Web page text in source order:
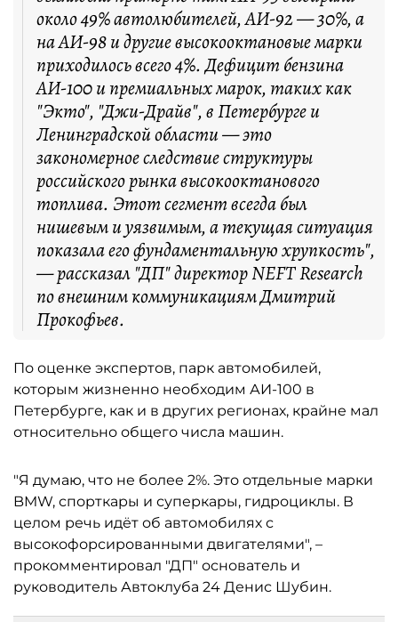
около 49% автолюбителей, АИ-92 — 30%, а
на АИ-98 и другие высокооктановые марки
приходилось всего 4%. Дефицит бензина
АИ-100 и премиальных марок, таких как
"Экто", "Джи-Драйв", в Петербурге и
Ленинградской области — это
закономерное следствие структуры
российского рынка высокооктанового
топлива. Этот сегмент всегда был
нишевым и уязвимым, а текущая ситуация
показала его фундаментальную хрупкость",
— рассказал "ДП" директор NEFT Research
по внешним коммуникациям Дмитрий
Прокофьев.
По оценке экспертов, парк автомобилей,
которым жизненно необходим АИ-100 в
Петербурге, как и в других регионах, крайне мал
относительно общего числа машин.
"Я думаю, что не более 2%. Это отдельные марки
BMW, спорткары и суперкары, гидроциклы. В
целом речь идёт об автомобилях с
высокофорсированными двигателями", –
прокомментировал "ДП" основатель и
руководитель Автоклуба 24 Денис Шубин.